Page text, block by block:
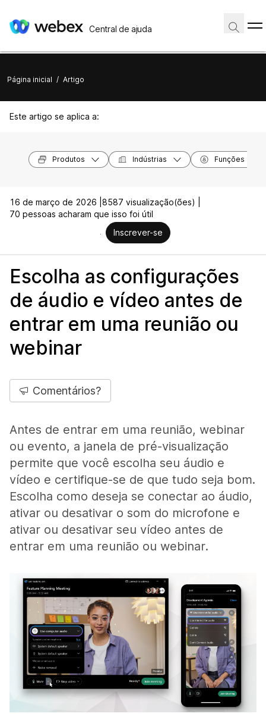
Central de ajuda
Página inicial / Artigo
Este artigo se aplica a:
Produtos Indústrias Funções
16 de março de 2026 | 8587 visualização(ões) |
70 pessoas acharam que isso foi útil
Inscrever-se
Escolha as configurações
de áudio e vídeo antes de
entrar em uma reunião ou
webinar
Comentários?
Antes de entrar em uma reunião, webinar
ou evento, a janela de pré-visualização
permite que você escolha seu áudio e
vídeo e certifique-se de que tudo seja bom.
Escolha como deseja se conectar ao áudio,
ativar ou desativar o som do microfone e
ativar ou desativar seu vídeo antes de
entrar em uma reunião ou webinar.